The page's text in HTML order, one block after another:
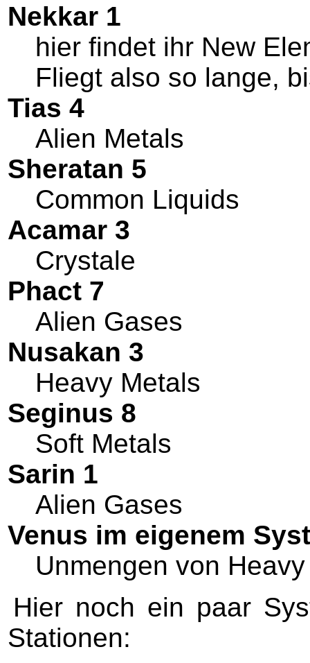
Nekkar 1
hier findet ihr New
Fliegt also so lange,
Tias 4
Alien Metals
Sheratan 5
Common Liquids
Acamar 3
Crystale
Phact 7
Alien Gases
Nusakan 3
Heavy Metals
Seginus 8
Soft Metals
Sarin 1
Alien Gases
Venus im eigenem
Unmengen von
Hier noch ein paar
Stationen: